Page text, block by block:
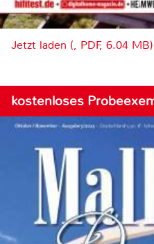
Jetzt laden (, PDF, 6.04 MB)
kostenloses